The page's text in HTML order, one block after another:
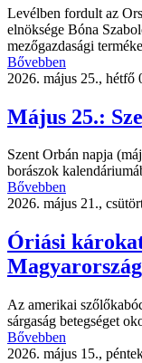
Levélben fordult az
elnöksége Bóna
mezőgazdasági
Bővebben
2026. május 25., hétfő
Május 25.:
Szent Orbán napja
borászok
Bővebben
2026. május 21.,
Óriási
Az amerikai
sárgaság betegséget
Bővebben
2026. május 15.,